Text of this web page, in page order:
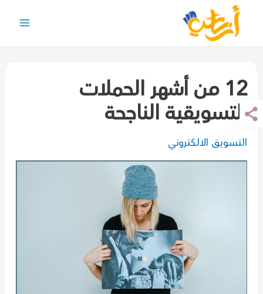
تخطي
12 من أشهر الحملات
التسويقية الناجحة
التسويق الالكتروني